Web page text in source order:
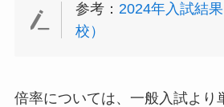
参考： 2024年入試結
校）
倍率については、一般入試より